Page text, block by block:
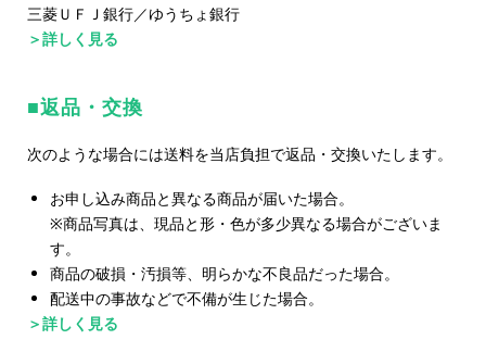
三菱ＵＦＪ銀行／ゆうちょ銀行
＞詳しく見る
返品・交換
次のような場合には送料を当店負担で返品・交換いたします。
お申し込み商品と異なる商品が届いた場合。
※商品写真は、現品と形・色が多少異なる場合がございま
す。
商品の破損・汚損等、明らかな不良品だった場合。
配送中の事故などで不備が生じた場合。
＞詳しく見る